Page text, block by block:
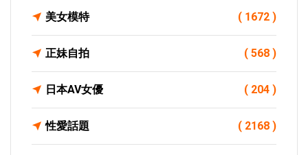
美女模特 ( 1672 )
正妹自拍 ( 568 )
日本AV女優 ( 204 )
性愛話題 ( 2168 )